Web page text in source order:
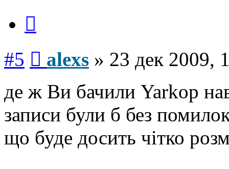
#5 alexs » 23 дек 2009,
де ж Ви бачили Yarkop
записи були б без
що буде досить чітко